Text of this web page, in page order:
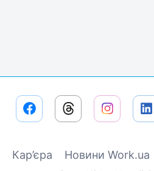
Кар’єра Новини Work.ua